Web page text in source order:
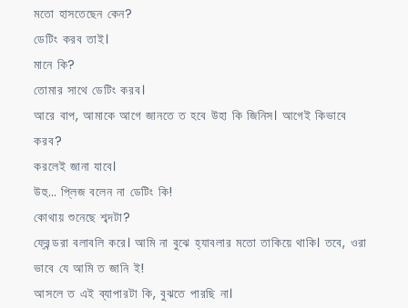
মতো হাসতেছেন কেন?
ডেটিং করব তাই।
মানে কি?
তোমার সাথে ডেটিং করব।
আরে বাপ, আমাকে আগে জানতে ত হবে উহা কি জিনিস। আগেই কিভাবে
করব?
করলেই জানা যাবে।
উহু… প্লিজ বলেন না ডেটিং কি!
কোথায় শুনেছে শব্দটা?
ফ্রেন্ডরা বলাবলি করে। আমি না বুঝে হ্যাবলার মতো তাকিয়ে থাকি। তবে, ওরা
ভাবে যে আমি ত জানি ই!
আসলে ত এই ব্যাপারটা কি, বুঝতে পারছি না।